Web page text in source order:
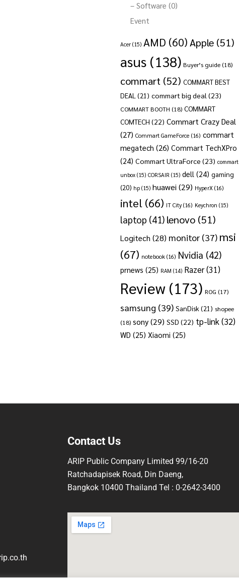
– Software (0)
Event
Acer (15) AMD (60)Apple (51)
asus (138) Buyer’s guide (18)
commart (52) COMMART BEST
DEAL(21) commart big deal (23)
COMMART BOOTH (18) COMMART
COMTECH (22) Commart Crazy Deal
(27) Commart GameForce (16) commart
megatech (26) Commart TechXPro
(24) Commart UltraForce (23) commart
unbox (15) CORSAIR (15) dell (24) gaming
(20) hp (15) huawei (29) HyperX (16)
intel (66) IT City (16) Keychron (15)
laptop (41) lenovo (51)
Logitech (28) monitor (37) msi
(67) notebook (16) Nvidia (42)
prnews (25) RAM (14) Razer(31)
Review (173) ROG (17)
samsung (39) SanDisk(21) shopee
(18) sony(29) SSD (22) tp-link(32)
WD (25) Xiaomi (25)
Contact Us
ARIP Public Company Limited 99/16-20
Ratchadapisek Road, Din Daeng,
Bangkok 10400 Thailand Tel : 0-2642-3400